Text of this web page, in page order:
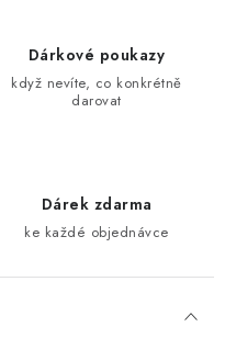
Dárkové poukazy
když nevíte, co konkrétně
darovat
Dárek zdarma
ke každé objednávce